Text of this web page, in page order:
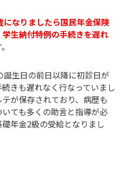
になりましたら国民年金保険
生納付特例の手続きを遅れ
生日の前日以降に初診日が
きも遅れなく行なっていまし
が保存されており、病歴も
ても多くの助言と指導が必
年金2級の受給となりまし